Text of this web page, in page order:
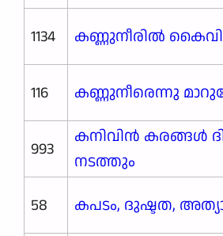
1134
കണ്ണുനീരിൽ
116
കണ്ണുനീരെന്നു
993
കനിവിൻ കരങ്ങൾ
നടത്തും
58
കപടം, ദുഷ്ടത,